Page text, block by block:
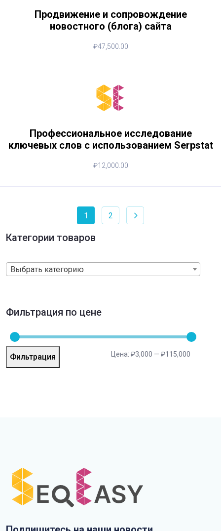
Продвижение и сопровождение
новостного (блога) сайта
₽47,500.00
Профессиональное исследование
ключевых слов с использованием Serpstat
₽12,000.00
1 2
Категории товаров
Выбрать категорию
Фильтрация по цене
Фильтрация Цена:₽3,000 —₽115,000